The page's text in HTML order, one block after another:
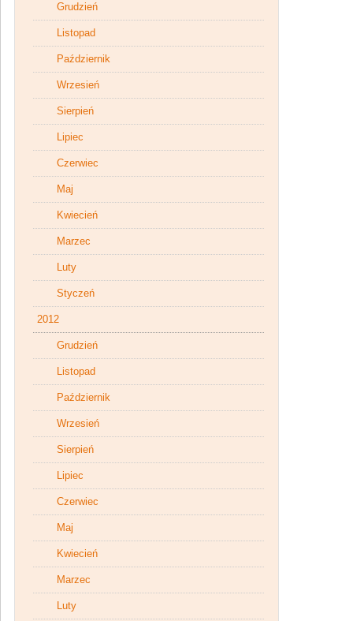
Grudzień
Listopad
Październik
Wrzesień
Sierpień
Lipiec
Czerwiec
Maj
Kwiecień
Marzec
Luty
Styczeń
2012
Grudzień
Listopad
Październik
Wrzesień
Sierpień
Lipiec
Czerwiec
Maj
Kwiecień
Marzec
Luty